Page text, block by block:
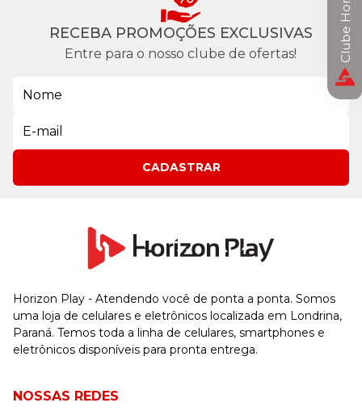
RECEBA PROMOÇÕES EXCLUSIVAS
Entre para o nosso clube de ofertas!
CADASTRAR
Horizon Play - Atendendo você de ponta a ponta. Somos
uma loja de celulares e eletrônicos localizada em Londrina,
Paraná. Temos toda a linha de celulares, smartphones e
eletrônicos disponíveis para pronta entrega.
NOSSAS REDES
Clube Horizon